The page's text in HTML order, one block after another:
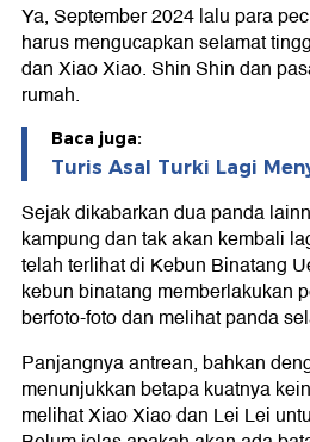
Ya, September 2024 lalu para
harus mengucapkan selamat
dan Xiao Xiao. Shin Shin dan
rumah.
Baca juga:
Turis Asal Turki Lagi
Sejak dikabarkan dua panda
kampung dan tak akan kembali
telah terlihat di Kebun Binatang
kebun binatang memberlakukan
berfoto-foto dan melihat panda
Panjangnya antrean, bahkan
menunjukkan betapa kuatnya
melihat Xiao Xiao dan Lei Lei